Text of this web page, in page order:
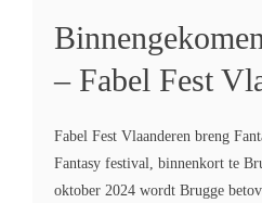
– Fabel Fest
Fabel Fest Vlaanderen breng
Fantasy festival, binnenkort te
oktober 2024 wordt Brugge